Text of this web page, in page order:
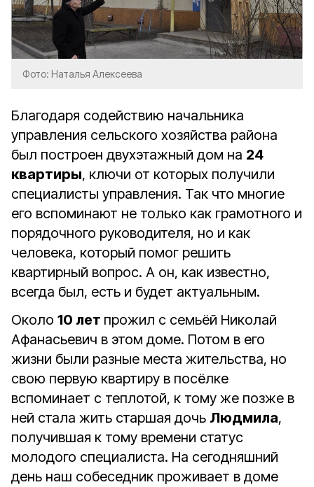
Фото: Наталья Алексеева
Благодаря содействию начальника
управления сельского хозяйства района
был построен двухэтажный дом на 24
квартиры, ключи от которых получили
специалисты управления. Так что многие
его вспоминают не только как грамотного и
порядочного руководителя, но и как
человека, который помог решить
квартирный вопрос. А он, как известно,
всегда был, есть и будет актуальным.
Около 10 лет прожил с семьёй Николай
Афанасьевич в этом доме. Потом в его
жизни были разные места жительства, но
свою первую квартиру в посёлке
вспоминает с теплотой, к тому же позже в
ней стала жить старшая дочь Людмила,
получившая к тому времени статус
молодого специалиста. На сегодняшний
день наш собеседник проживает в доме